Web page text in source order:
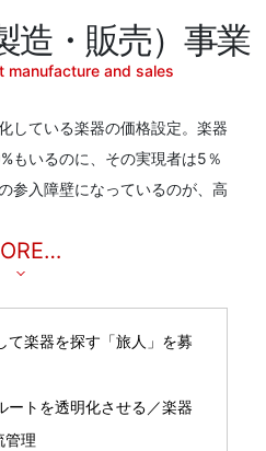
造・販売）事業
manufacture and sales
している楽器の価格設定。楽器
もいるのに、その実現者は5％
参入障壁になっているのが、高
て楽器を探す「旅人」を募
ートを透明化させる／楽器
管理